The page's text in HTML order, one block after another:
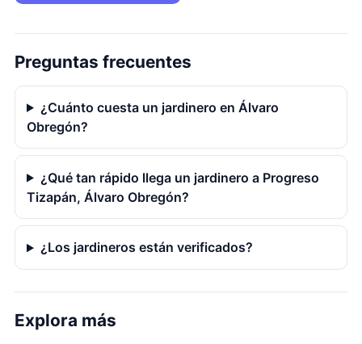
Preguntas frecuentes
¿Cuánto cuesta un jardinero en Álvaro
Obregón?
¿Qué tan rápido llega un jardinero a Progreso
Tizapán, Álvaro Obregón?
¿Los jardineros están verificados?
Explora más